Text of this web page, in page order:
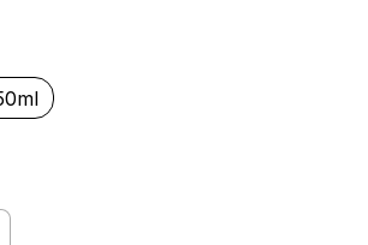
ist zurzeit nicht verfügbar.)
Gib den gewünschten